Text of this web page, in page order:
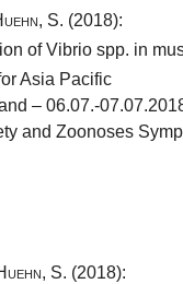
S. (2018):
of Vibrio spp. in
Asia Pacific
– 06.07.-
and Zoonoses
S. (2018):